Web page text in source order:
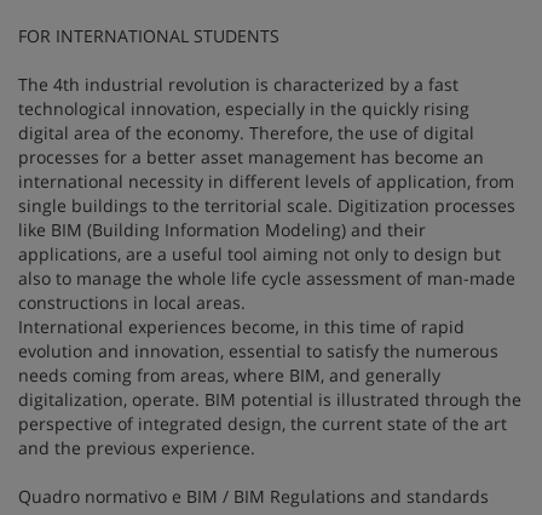
FOR INTERNATIONAL STUDENTS
The 4th industrial revolution is characterized by a fast
technological innovation, especially in the quickly rising
digital area of the economy. Therefore, the use of digital
processes for a better asset management has become an
international necessity in different levels of application, from
single buildings to the territorial scale. Digitization processes
like BIM (Building Information Modeling) and their
applications, are a useful tool aiming not only to design but
also to manage the whole life cycle assessment of man-made
constructions in local areas.
International experiences become, in this time of rapid
evolution and innovation, essential to satisfy the numerous
needs coming from areas, where BIM, and generally
digitalization, operate. BIM potential is illustrated through the
perspective of integrated design, the current state of the art
and the previous experience.
Quadro normativo e BIM / BIM Regulations and standards